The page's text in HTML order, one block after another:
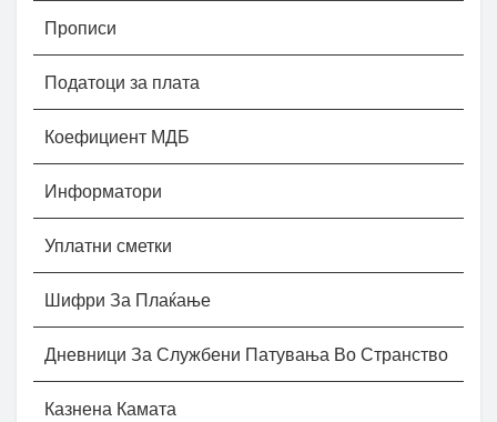
Прописи
Податоци за плата
Коефициент МДБ
Информатори
Уплатни сметки
Шифри За Плаќање
Дневници За Службени Патувања Во Странство
Казнена Камата